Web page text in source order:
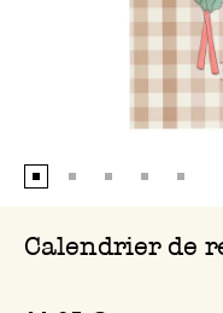
Calendrier de